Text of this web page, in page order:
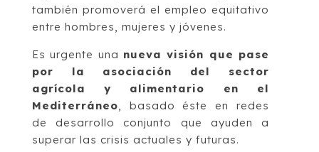
también promoverá el empleo equitativo
entre hombres, mujeres y jóvenes.
Es urgente una nueva visión que pase
por la asociación del sector
agrícola y alimentario en el
Mediterráneo, basado éste en redes
de desarrollo conjunto que ayuden a
superar las crisis actuales y futuras.